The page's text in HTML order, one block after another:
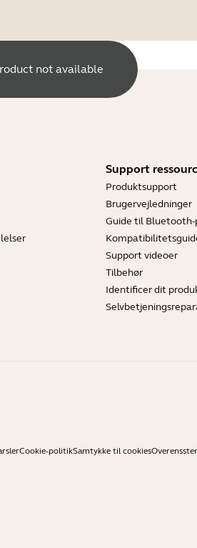
not available
Support
Produktsupport
Brugervejledninger
Guide til Bluetooth-
Support videoer
Tilbehør
Identificer dit
Cookie-politikSamtykke til cookies